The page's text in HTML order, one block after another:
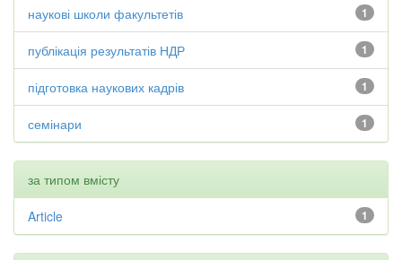
1
наукові школи факультетів
1
публікація результатів НДР
1
підготовка наукових кадрів
1
семінари
за типом вмісту
1
Article